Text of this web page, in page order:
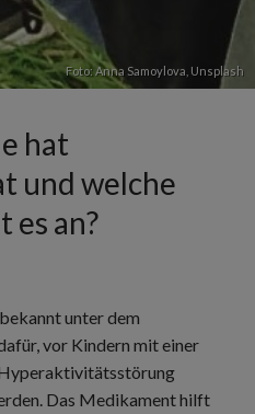
Foto: Anna Samoylova Unsplash
hat
und welche
es an?
unter dem
vor Kindern mit einer
Das Medikament hilft